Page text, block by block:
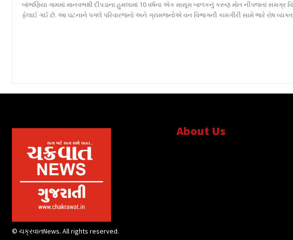
બાંભણિયા ગામમાં માનવભક્ષી દીપડાના હુમલામાં 10 વર્ષના એક માસૂમ બાળકનું કરુણ મોત નીપજતાં સમગ્ર
ફેલાઈ ગઈ છે. આ ઘટનાને પગલે પરિવારજનો અને ગ્રામજનોએ વન વિભાગની કામગીરી સામે ભારે રોષ વ્યક્ત
© ચક્રવાતNews. All rights reserved.
About Us